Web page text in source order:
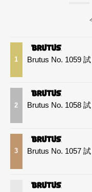
1 Brutus No. 1059
2 Brutus No. 1058
3 Brutus No. 1057